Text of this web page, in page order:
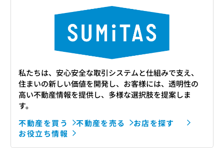
私たちは、安心安全な取引システムと仕組みで支え、
住まいの新しい価値を開発し、お客様には、透明性の
高い不動産情報を提供し、多様な選択肢を提案しま
す。
不動産を買う
不動産を売る
お店を探す
お役立ち情報